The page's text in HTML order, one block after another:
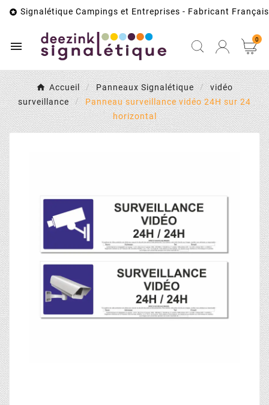
 Signalétique Campings et Entreprises - Fabricant Français
 0
Accueil Panneaux Signalétique
vidéo
surveillance
Panneau surveillance vidéo 24H sur 24
horizontal